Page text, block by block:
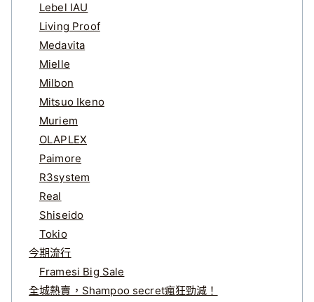
Lebel IAU
Living Proof
Medavita
Mielle
Milbon
Mitsuo Ikeno
Muriem
OLAPLEX
Paimore
R3system
Real
Shiseido
Tokio
今期流行
Framesi Big Sale
全城熱賣，Shampoo secret瘋狂勁減！